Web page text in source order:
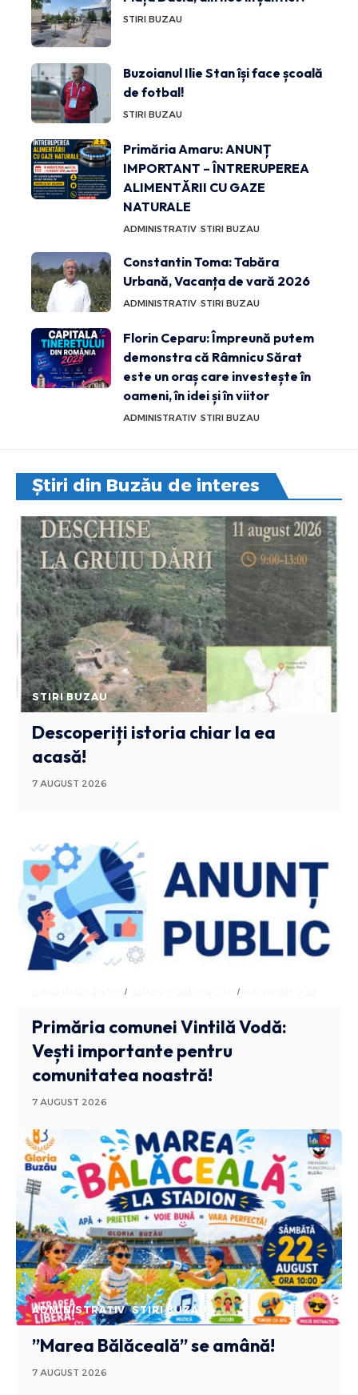
STIRI BUZAU
Buzoianul Ilie Stan își face școală
de fotbal!
STIRI BUZAU
Primăria Amaru: ANUNȚ
IMPORTANT – ÎNTRERUPEREA
ALIMENTĂRII CU GAZE
NATURALE
ADMINISTRATIV STIRI BUZAU
Constantin Toma: Tabăra
Urbană, Vacanța de vară 2026
ADMINISTRATIV STIRI BUZAU
Florin Ceparu: Împreună putem
demonstra că Râmnicu Sărat
este un oraș care investește în
oameni, în idei și în viitor
ADMINISTRATIV STIRI BUZAU
Știri din Buzău de interes
STIRI BUZAU
Descoperiți istoria chiar la ea
acasă!
7 AUGUST 2026
ADMINISTRATIV ANUNTURI BUZAU
Primăria comunei Vintilă Vodă:
Vești importante pentru
comunitatea noastră!
7 AUGUST 2026
ADMINISTRATIV STIRI BUZAU
”Marea Bălăceală” se amână!
7 AUGUST 2026